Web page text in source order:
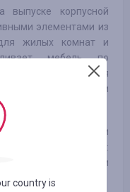
выпуске корпусной
элементами из
жилых комнат и
мебель по
в том числе для
торговых и
включает в себя три
успех на рынке:
забота компании
country is